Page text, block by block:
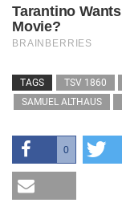
TAGS TSV 1860
SAMUEL ALTHAUS
0